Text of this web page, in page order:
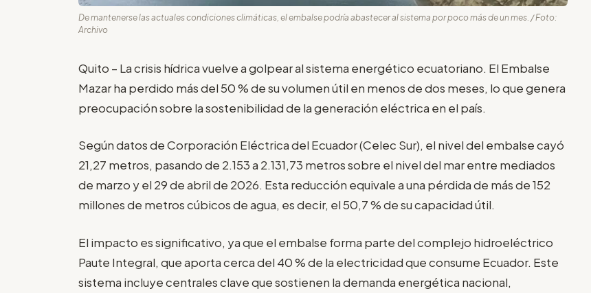
De mantenerse las actuales condiciones climáticas, el embalse podría abastecer al sistema por poco más de un mes. / Foto:
Archivo
Quito – La crisis hídrica vuelve a golpear al sistema energético ecuatoriano. El Embalse
Mazar ha perdido más del 50 % de su volumen útil en menos de dos meses, lo que genera
preocupación sobre la sostenibilidad de la generación eléctrica en el país.
Según datos de Corporación Eléctrica del Ecuador (Celec Sur), el nivel del embalse cayó
21,27 metros, pasando de 2.153 a 2.131,73 metros sobre el nivel del mar entre mediados
de marzo y el 29 de abril de 2026. Esta reducción equivale a una pérdida de más de 152
millones de metros cúbicos de agua, es decir, el 50,7 % de su capacidad útil.
El impacto es significativo, ya que el embalse forma parte del complejo hidroeléctrico
Paute Integral, que aporta cerca del 40 % de la electricidad que consume Ecuador. Este
sistema incluye centrales clave que sostienen la demanda energética nacional,